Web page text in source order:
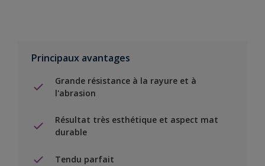
Principaux avantages
Grande résistance à la rayure et à
l'abrasion
Résultat très esthétique et aspect mat
durable
Tendu parfait